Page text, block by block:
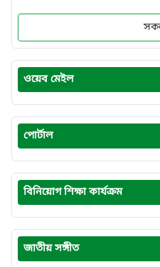
ওয়েব মেইল
পোর্টাল
বিনিয়োগ শিক্ষা কার্যক্রম
জাতীয় সঙ্গীত